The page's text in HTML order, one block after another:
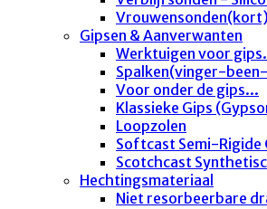
Vrouwensonden(kort)
Gipsen & Aanverwanten
Werktuigen voor
Spalken(vinger-
Voor onder de gips...
Klassieke Gips
Loopzolen
Softcast Semi-Rigide
Scotchcast
Hechtingsmateriaal
Niet resorbeerbare